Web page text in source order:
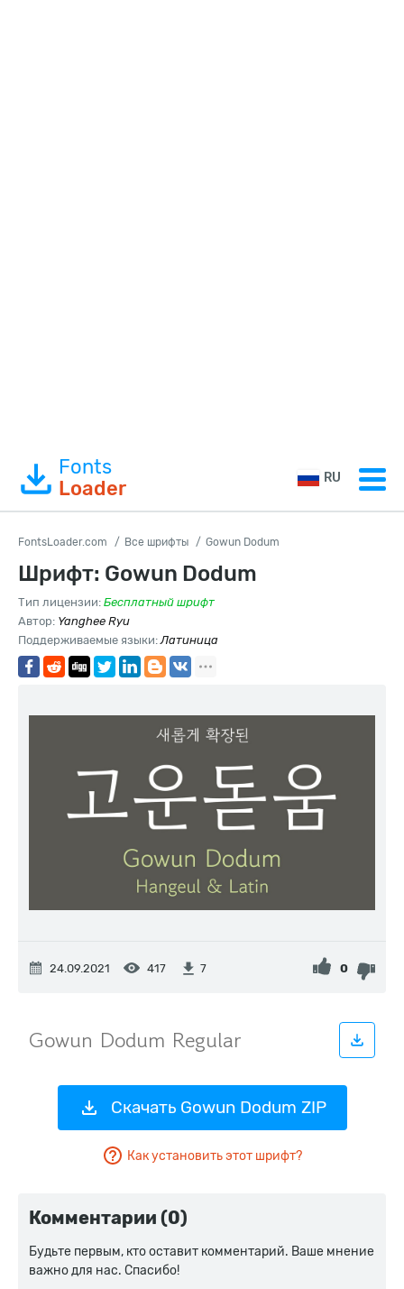
Fonts
Loader
RU
FontsLoader.com Все шрифты Gowun Dodum
Шрифт: Gowun Dodum
Тип лицензии: Бесплатный шрифт
Автор: Yanghee Ryu
Поддерживаемые языки:Латиница
24.09.2021 417 7 0
Скачать Gowun Dodum ZIP
Как установить этот шрифт?
Комментарии (0)
Будьте первым, кто оставит комментарий. Ваше мнение
важно для нас. Спасибо!